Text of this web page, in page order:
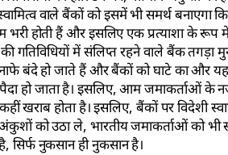
वाले बैंकों को इसमें भी समर्थ बनाएगा
भरी होती हैं और इसलिए एक प्रत्याशा के
गतिविधियों में संलिप्त रहने वाले बैंक
बंदे हो जाते हैं और बैंकों को घाटे का और
हो जाता है। इसलिए, आम जमाकर्ताओं के
होता है। इसलिए, बैंकों पर विदेशी
को उठा ले, भारतीय जमाकर्ताओं को
सिर्फ नुकसान ही नुकसान है।